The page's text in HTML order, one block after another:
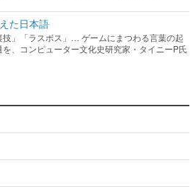
た日本語
技」「ラスボス」… ゲームにまつわる言葉の起
、コンピューター文化史研究家・タイニーP氏